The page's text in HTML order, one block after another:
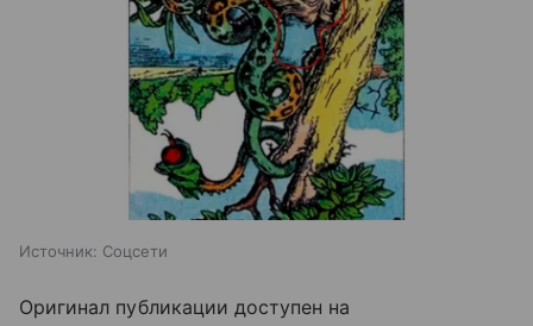
Источник: Соцсети
Оригинал публикации доступен на